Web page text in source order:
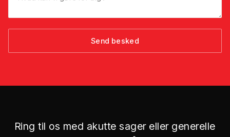
Ring til os med akutte sager eller generelle